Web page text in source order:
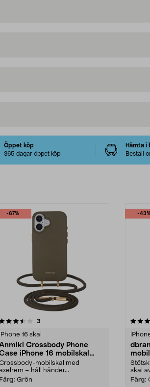
Öppet köp
365 dagar öppet köp
Hämta i
Beställ
-67%
3
iPhone 16 skal
Crossbody Phone
iPhone 16 mobilskal
axelremmobilskal med
– håll händer...
Färg: Grön
-
5.0 av 5 stjärnor
skal
Färg: